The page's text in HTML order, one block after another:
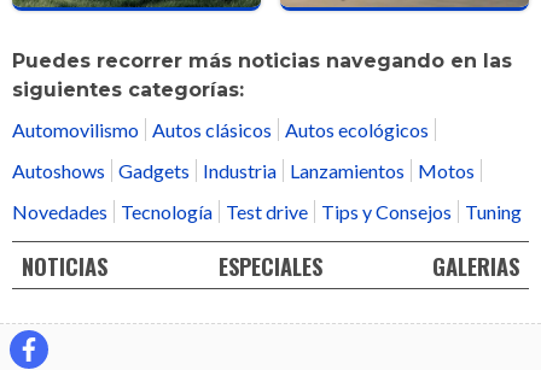
Puedes recorrer más noticias navegando en las
siguientes categorías:
Automovilismo Autos clásicos
Autos ecológicos
Autoshows
Gadgets Industria Lanzamientos
Motos
Novedades
Tecnología Test drive Tips y Consejos Tuning
NOTICIAS ESPECIALES GALERIAS